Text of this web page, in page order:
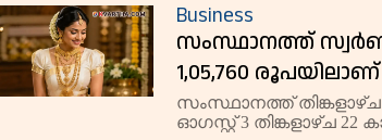
Business
സംസ്ഥാനത്ത്
1,05,760 രൂപയിലാണ്
സംസ്ഥാനത്ത് തിങ്കളാഴ്ച
ഓഗസ്റ്റ് 3 തിങ്കളാഴ്ച 22